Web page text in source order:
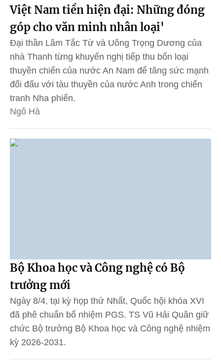
Việt Nam tiền hiện đại: Những đóng
góp cho văn minh nhân loại'
Đại thần Lâm Tắc Từ và Uông Trọng Dương của
nhà Thanh từng khuyến nghị tiếp thu bốn loại
thuyền chiến của nước An Nam để tăng sức mạnh
đối đấu với tàu thuyền của nước Anh trong chiến
tranh Nha phiến.
Ngô Hà
Bộ Khoa học và Công nghệ có Bộ
trưởng mới
Ngày 8/4, tại kỳ họp thứ Nhất, Quốc hội khóa XVI
đã phê chuẩn bổ nhiệm PGS. TS Vũ Hải Quân giữ
chức Bộ trưởng Bộ Khoa học và Công nghệ nhiệm
kỳ 2026-2031.